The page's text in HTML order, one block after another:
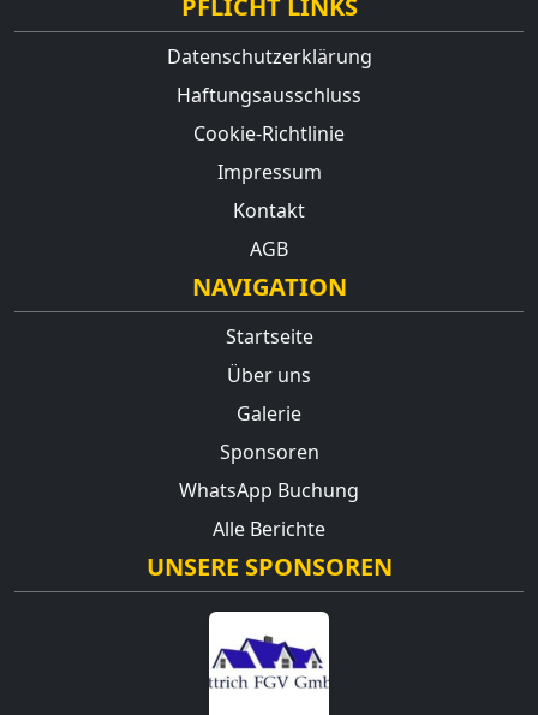
PFLICHT LINKS
Datenschutzerklärung
Haftungsausschluss
Cookie-Richtlinie
Impressum
Kontakt
AGB
NAVIGATION
Startseite
Über uns
Galerie
Sponsoren
WhatsApp Buchung
Alle Berichte
UNSERE SPONSOREN